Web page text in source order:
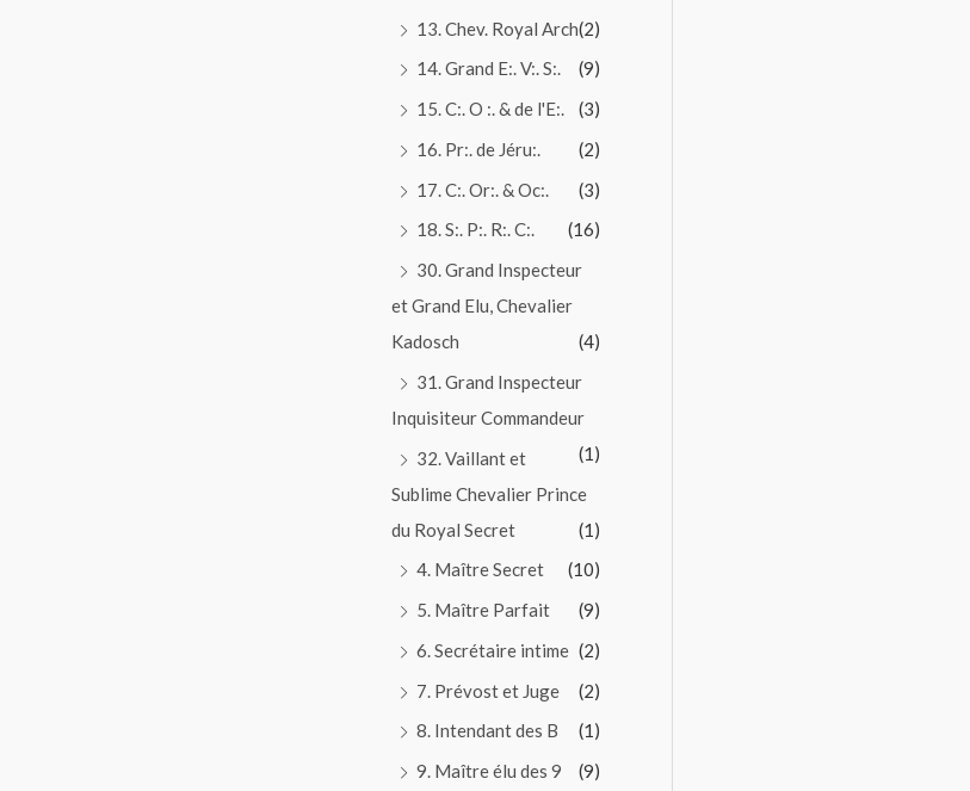
13. Chev. Royal Arch(2)
14. Grand E:. V:. S:.
(9)
15. C:. O :. & de l'E:.
(3)
16. Pr:. de Jéru:.
(2)
17. C:. Or:. & Oc:.
(3)
18. S:. P:. R:. C:.
(16)
30. Grand Inspecteur
et Grand Elu, Chevalier
Kadosch
(4)
31. Grand Inspecteur
Inquisiteur Commandeur
(1)
32. Vaillant et
Sublime Chevalier Prince
du Royal Secret
(1)
4. Maître Secret
(10)
5. Maître Parfait
(9)
6. Secrétaire intime (2)
7. Prévost et Juge
(2)
8. Intendant des B
(1)
9. Maître élu des 9
(9)